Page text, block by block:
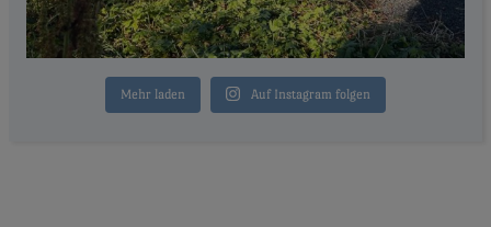
Mehr laden Auf Instagram folgen